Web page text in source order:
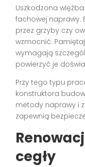
Uszkodzona
fachowej naprawy.
przez grzyby czy
wzmocnić.
wymagają
powierzyć je
Przy tego typu
konstruktora
metody naprawy i
zapewnią
cegły